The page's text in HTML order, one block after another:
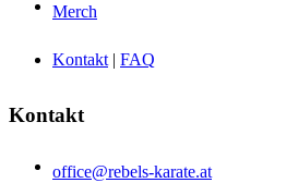
Merch
Kontakt | FAQ
Kontakt
office@rebels-karate.at